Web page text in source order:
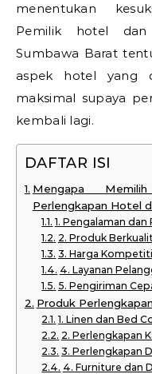
menentukan
Pemilik hotel
Sumbawa Barat
aspek hotel yang
maksimal supaya
kembali lagi.
DAFTAR ISI
Mengapa
Perlengkapan Hotel
1. Pengalaman
2. Produk
3. Harga
4. Layanan
5. Pengiriman
Produk
1. Linen dan Bed
2. Perlengkapan
3. Perlengkapan
4. Furniture dan